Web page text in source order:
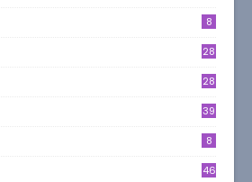
8
28
28
39
8
46